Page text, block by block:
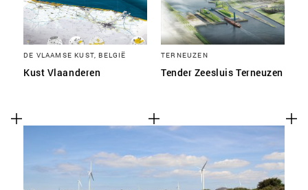
DE VLAAMSE KUST, BELGIË
Kust Vlaanderen
TERNEUZEN
Tender Zeesluis Terneuzen